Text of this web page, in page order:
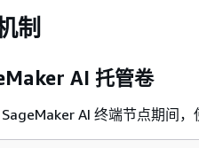
制
AI 托管卷
AI 终端节点期间，